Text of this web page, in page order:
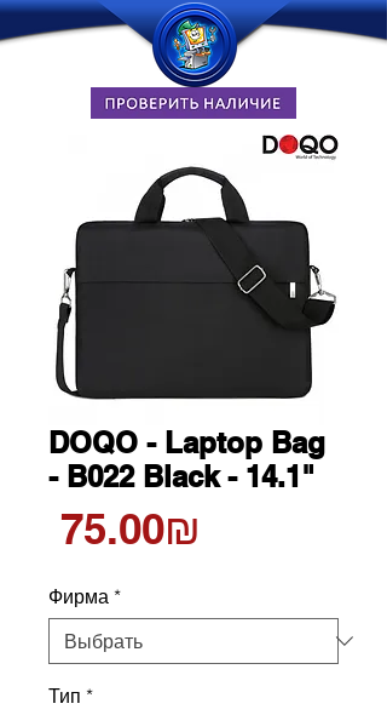
DOQO - Laptop Bag
- B022 Black - 14.1"
‏75.00 ‏₪
Фирма *
Тип *